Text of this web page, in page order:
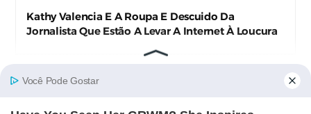
Kathy Valencia E A Roupa E Descuido Da
Jornalista Que Estão A Levar A Internet À Loucura